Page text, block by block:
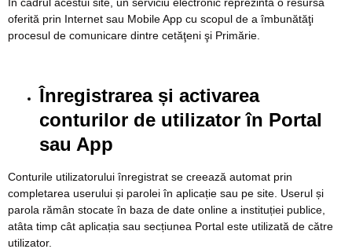
oferită prin Internet sau Mobile App cu scopul de a îmbunătăţi
procesul de comunicare dintre cetăţeni şi Primărie.
Înregistrarea și activarea
conturilor de utilizator în Portal
sau App
Conturile utilizatorului înregistrat se creează automat prin
completarea userului și parolei în aplicație sau pe site. Userul și
parola rămân stocate în baza de date online a instituției publice,
atâta timp cât aplicația sau secțiunea Portal este utilizată de către
utilizator.